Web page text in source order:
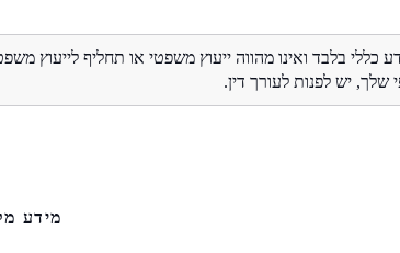
כללי בלבד ואינו מהווה ייעוץ משפטי או תחליף לייעוץ
יש לפנות לעורך דין.
מידע